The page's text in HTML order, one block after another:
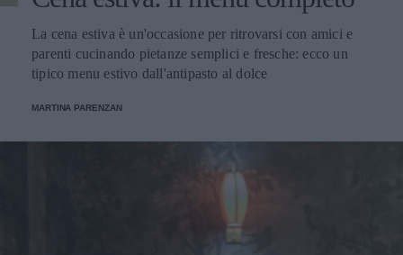
La cena estiva è un'occasione per ritrovarsi con amici e
parenti cucinando pietanze semplici e fresche: ecco un
tipico menu estivo dall'antipasto al dolce
MARTINA PARENZAN